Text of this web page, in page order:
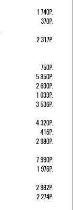
1 740Р.
370Р.
2 317Р.
750Р.
5 850Р.
2 630Р.
1 039Р.
3 536Р.
4 320Р.
416Р.
2 980Р.
7 990Р.
1 976Р.
2 982Р.
2 274Р.